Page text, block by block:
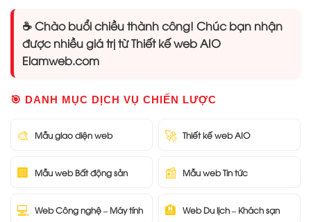
☕ Chào buổi chiều thành công! Chúc bạn nhận
được nhiều giá trị từ Thiết kế web AIO
Elamweb.com
🎯 DANH MỤC DỊCH VỤ CHIẾN LƯỢC
🎨 Mẫu giao diện web 🚀 Thiết kế web AIO
🏢 Mẫu web Bất động sản 📰 Mẫu web Tin tức
💻 Web Công nghệ – Máy tính 🏨 Web Du lịch – Khách sạn